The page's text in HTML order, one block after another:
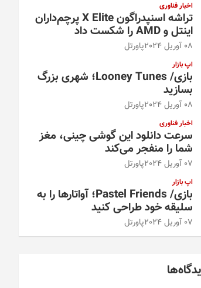
اخبار فناوری
تراشه اسنپدراگون X Elite پرچم‌داران
اینتل و AMD را شکست داد
08 آوریل 2024 پاورتل
اپ بازار
بازی/ Looney Tunes؛ شهری بزرگ
بسازید
08 آوریل 2024 پاورتل
اخبار فناوری
سرعت دانلود این گوشی چینی، مغز
شما را منفجر می‌کند
07 آوریل 2024 پاورتل
اپ بازار
بازی/ Pastel Friends؛ آواتارها را به
سلیقه خود طراحی کنید
07 آوریل 2024 پاورتل